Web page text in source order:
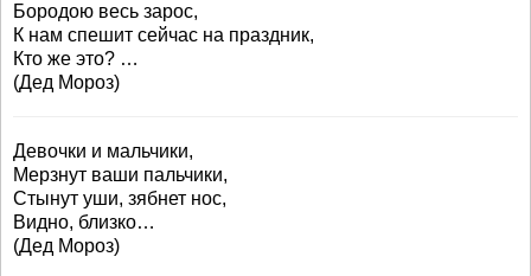
Бородою весь зарос,
К нам спешит сейчас на праздник,
Кто же это? …
(Дед Мороз)
Девочки и мальчики,
Мерзнут ваши пальчики,
Стынут уши, зябнет нос,
Видно, близко…
(Дед Мороз)